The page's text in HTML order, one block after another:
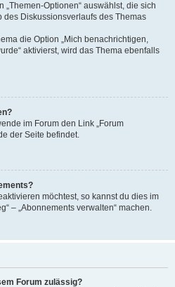
Optionen“ auswählst, die sich
Diskussionsverlaufs des Themas
die Option „Mich benachrichtigen,
aktivierst, wird das Thema ebenfalls
im Forum den Link „Forum
der Seite befindet.
möchtest, so kannst du dies im
– „Abonnements verwalten“ machen.
Forum zulässig?